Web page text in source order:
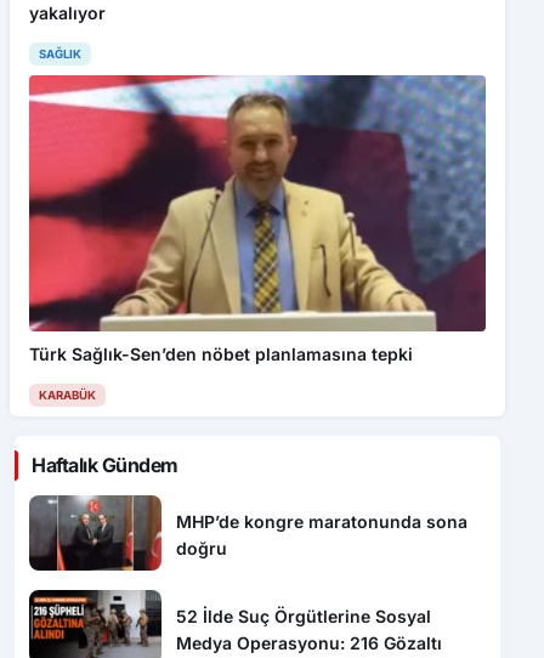
yakalıyor
SAĞLIK
Türk Sağlık-Sen’den nöbet planlamasına tepki
KARABÜK
Haftalık Gündem
MHP’de kongre maratonunda sona
doğru
52 İlde Suç Örgütlerine Sosyal
Medya Operasyonu: 216 Gözaltı